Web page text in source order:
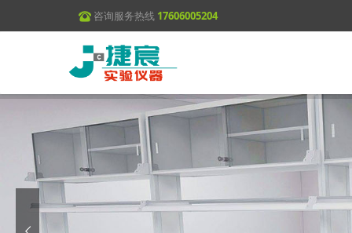
咨询服务热线 17606005204